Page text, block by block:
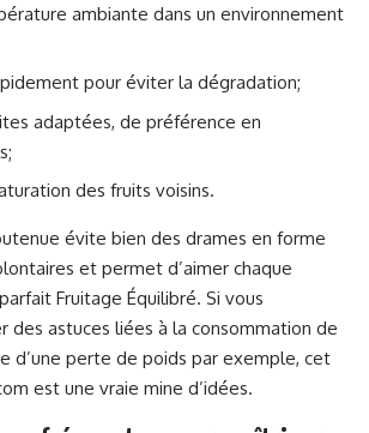
ambiante dans un environnement
pour éviter la dégradation;
adaptées, de préférence en
des fruits voisins.
évite bien des drames en forme
et permet d’aimer chaque
Fruitage Équilibré. Si vous
des astuces liées à la consommation de
d’une perte de poids par exemple, cet
est une vraie mine d’idées.